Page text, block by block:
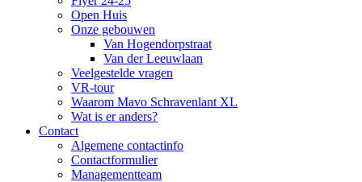
Open Huis
Onze gebouwen
Van Hogendorpstraat
Van der Leeuwlaan
Veelgestelde vragen
VR-tour
Waarom Mavo Schravenlant XL
Wat is er anders?
Contact
Algemene contactinfo
Contactformulier
Managementteam